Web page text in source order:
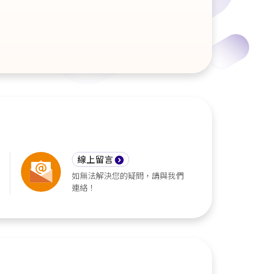
線上留言
如無法解決您的疑問，請與我們
連絡！